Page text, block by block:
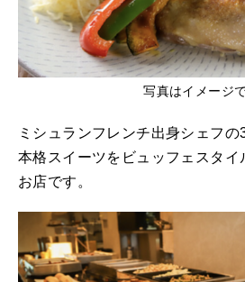
写真はイメージ
ミシュランフレンチ出身シェフ
本格スイーツをビュッフェスタイ
お店です。